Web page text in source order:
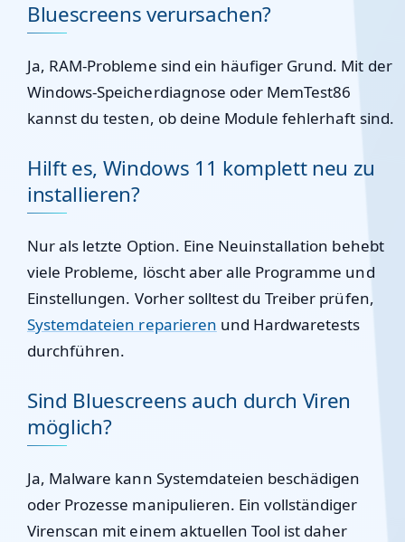
Bluescreens verursachen?
Ja, RAM-Probleme sind ein häufiger Grund. Mit der
Windows-Speicherdiagnose oder MemTest86
kannst du testen, ob deine Module fehlerhaft sind.
Hilft es, Windows 11 komplett neu zu
installieren?
Nur als letzte Option. Eine Neuinstallation behebt
viele Probleme, löscht aber alle Programme und
Einstellungen. Vorher solltest du Treiber prüfen,
Systemdateien reparieren und Hardwaretests
durchführen.
Sind Bluescreens auch durch Viren
möglich?
Ja, Malware kann Systemdateien beschädigen
oder Prozesse manipulieren. Ein vollständiger
Virenscan mit einem aktuellen Tool ist daher